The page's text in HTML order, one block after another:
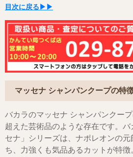
目次に戻る▶▶
マッセナ シャンパンクープの特
バカラのマッセナ シャンパンクー
超えた芸術品のような存在です。 バ
セナ」シリーズは、ナポレオンの
ち、力強くも気品あるカットが特徴